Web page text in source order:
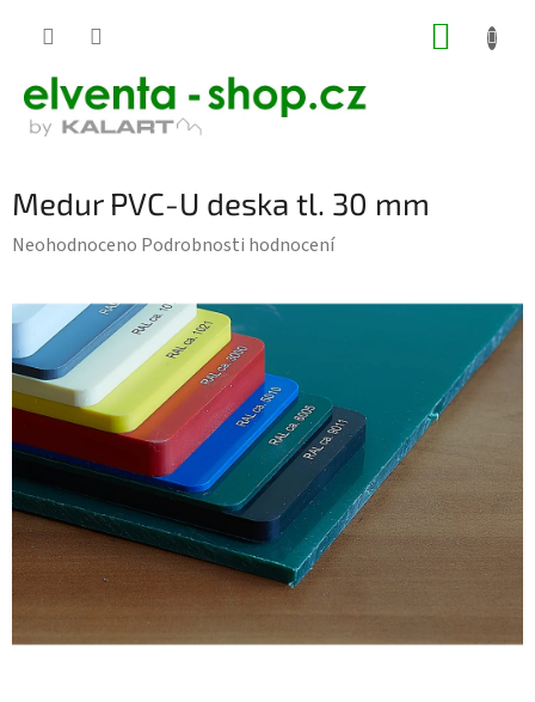
Medur PVC-U deska tl. 30 mm
Průměrné
produktu
je
0,0
z
5
hvězdiček.
Neohodnoceno Podrobnosti hodnocení